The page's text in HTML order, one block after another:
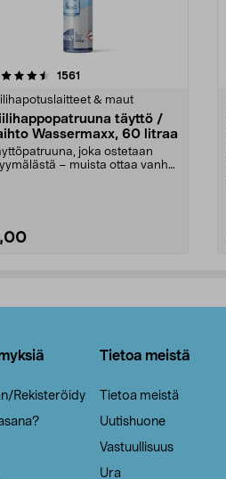
1561
& maut
täyttö /
Wassermaxx, 60 litraa
joka ostetaan
– muista ottaa vanha
4.5viidestä
Rekisteröidy
Tietoa meistä
Tietoa meistä
Uutishuone
Vastuullisuus
Ura